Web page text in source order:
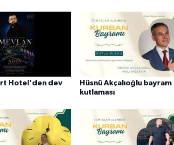
Hotel'den dev
Hüsnü Akçalıoğlu bayram
kutlaması